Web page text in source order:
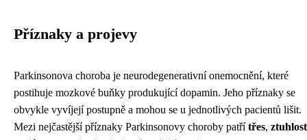
Příznaky a projevy
Parkinsonova choroba je neurodegenerativní onemocnění, které
postihuje mozkové buňky produkující dopamin. Jeho příznaky se
obvykle vyvíjejí postupně a mohou se u jednotlivých pacientů lišit.
Mezi nejčastější příznaky Parkinsonovy choroby patřítřes, ztuhlost